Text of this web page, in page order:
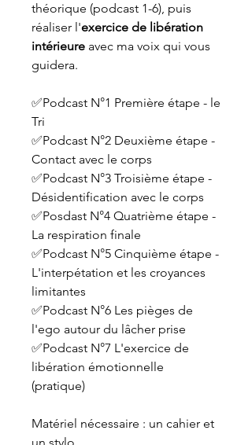
théorique (podcast 1-6), puis
réaliser l'exercice de libération
intérieure avec ma voix qui vous
guidera.
✅Podcast N°1 Première étape - le
Tri
✅Podcast N°2 Deuxième étape -
Contact avec le corps
✅Podcast N°3 Troisième étape -
Désidentification avec le corps
✅Posdast N°4 Quatrième étape -
La respiration finale
✅Podcast N°5 Cinquième étape -
L'interpétation et les croyances
limitantes
✅Podcast N°6 Les pièges de
l'ego autour du lâcher prise
✅Podcast N°7 L'exercice de
libération émotionnelle
(pratique)
Matériel nécessaire : un cahier et